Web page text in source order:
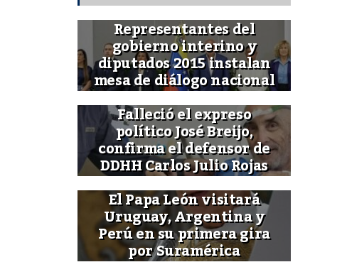
Representantes del
gobierno interino y
diputados 2015 instalan
mesa de diálogo nacional
Falleció el expreso
político José Breijo,
confirma el defensor de
DDHH Carlos Julio Rojas
El Papa León visitará
Uruguay, Argentina y
Perú en su primera gira
por Suramérica